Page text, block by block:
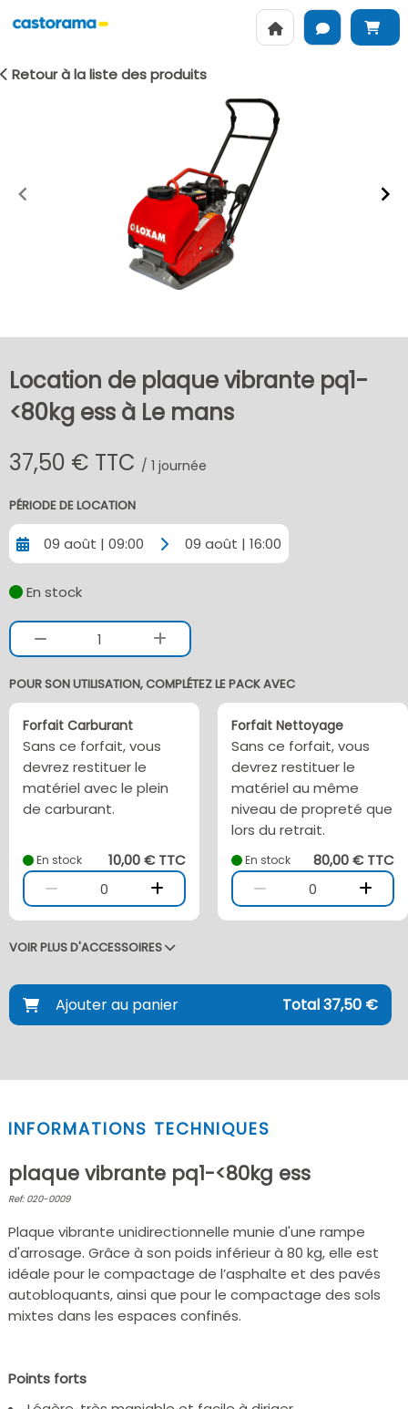
Retour à la liste des produits
Location de plaque vibrante pq1-
<80kg ess à Le mans
37,50 € TTC / 1 journée
PÉRIODE DE LOCATION
09 août | 09:00 09 août | 16:00
En stock
1
POUR SON UTILISATION, COMPLÉTEZ LE PACK AVEC
Forfait Carburant
Sans ce forfait, vous
devrez restituer le
matériel avec le plein
de carburant.
En stock
10,00 € TTC
0
Forfait Nettoyage
Sans ce forfait, vous
devrez restituer le
matériel au même
niveau de propreté que
lors du retrait.
En stock
80,00 € TTC
0
VOIR PLUS D'ACCESSOIRES
Ajouter au panier Total 37,50 €
INFORMATIONS TECHNIQUES
plaque vibrante pq1-<80kg ess
Ref: 020-0009
Plaque vibrante unidirectionnelle munie d'une rampe
d'arrosage. Grâce à son poids inférieur à 80 kg, elle est
idéale pour le compactage de l’asphalte et des pavés
autobloquants, ainsi que pour le compactage des sols
mixtes dans les espaces confinés.
Points forts